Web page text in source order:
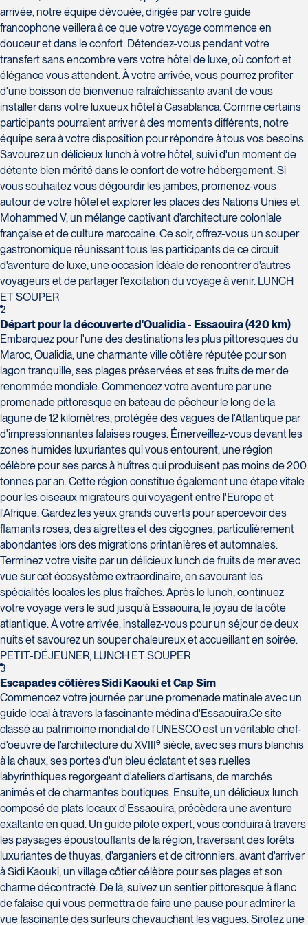
arrivée, notre équipe dévouée, dirigée par votre guide
francophone veillera à ce que votre voyage commence en
douceur et dans le confort. Détendez-vous pendant votre
transfert sans encombre vers votre hôtel de luxe, où confort et
élégance vous attendent. À votre arrivée, vous pourrez profiter
d'une boisson de bienvenue rafraîchissante avant de vous
installer dans votre luxueux hôtel à Casablanca. Comme certains
participants pourraient arriver à des moments différents, notre
équipe sera à votre disposition pour répondre à tous vos besoins.
Savourez un délicieux lunch à votre hôtel, suivi d'un moment de
détente bien mérité dans le confort de votre hébergement. Si
vous souhaitez vous dégourdir les jambes, promenez-vous
autour de votre hôtel et explorer les places des Nations Unies et
Mohammed V, un mélange captivant d'architecture coloniale
française et de culture marocaine. Ce soir, offrez-vous un souper
gastronomique réunissant tous les participants de ce circuit
d'aventure de luxe, une occasion idéale de rencontrer d'autres
voyageurs et de partager l'excitation du voyage à venir. LUNCH
ET SOUPER
2
Départ pour la découverte d'Oualidia - Essaouira (420 km)
Embarquez pour l'une des destinations les plus pittoresques du
Maroc, Oualidia, une charmante ville côtière réputée pour son
lagon tranquille, ses plages préservées et ses fruits de mer de
renommée mondiale. Commencez votre aventure par une
promenade pittoresque en bateau de pêcheur le long de la
lagune de 12 kilomètres, protégée des vagues de l'Atlantique par
d'impressionnantes falaises rouges. Émerveillez-vous devant les
zones humides luxuriantes qui vous entourent, une région
célèbre pour ses parcs à huîtres qui produisent pas moins de 200
tonnes par an. Cette région constitue également une étape vitale
pour les oiseaux migrateurs qui voyagent entre l'Europe et
l'Afrique. Gardez les yeux grands ouverts pour apercevoir des
flamants roses, des aigrettes et des cigognes, particulièrement
abondantes lors des migrations printanières et automnales.
Terminez votre visite par un délicieux lunch de fruits de mer avec
vue sur cet écosystème extraordinaire, en savourant les
spécialités locales les plus fraîches. Après le lunch, continuez
votre voyage vers le sud jusqu'à Essaouira, le joyau de la côte
atlantique. À votre arrivée, installez-vous pour un séjour de deux
nuits et savourez un souper chaleureux et accueillant en soirée.
PETIT-DÉJEUNER, LUNCH ET SOUPER
3
Escapades côtières Sidi Kaouki et Cap Sim
Commencez votre journée par une promenade matinale avec un
guide local à travers la fascinante médina d'Essaouira.Ce site
classé au patrimoine mondial de l'UNESCO est un véritable chef-
d'oeuvre de l'architecture du XVIIIe siècle, avec ses murs blanchis
à la chaux, ses portes d'un bleu éclatant et ses ruelles
labyrinthiques regorgeant d'ateliers d'artisans, de marchés
animés et de charmantes boutiques. Ensuite, un délicieux lunch
composé de plats locaux d'Essaouira, précèdera une aventure
exaltante en quad. Un guide pilote expert, vous conduira à travers
les paysages époustouflants de la région, traversant des forêts
luxuriantes de thuyas, d'arganiers et de citronniers. avant d'arriver
à Sidi Kaouki, un village côtier célèbre pour ses plages et son
charme décontracté. De là, suivez un sentier pittoresque à flanc
de falaise qui vous permettra de faire une pause pour admirer la
vue fascinante des surfeurs chevauchant les vagues. Sirotez une
Voyages CAA Brossard
8940 Boulevard Leduc - Bureau 20
Brossard
J4Y 0G4
Tél :450-465-0620 / 1-844-869-2439
Voyages Granby
157 rue Principale
Granby
J2G 2V5
Tél :450-372-3624 / 1-800-361-0447
Voyages Jean-Pierre
2152 Boulevard Lapinière - Suite 104
Brossard
J4W 1L9
Tél :
450-671-6654 / 1-888-461-6654
Voyages Tourbec Lapointe
1000 Boulevard Monseigneur Langlois -
Local 150
Salaberry-de-Valleyfield
J6S 0J7
Tél :450-373-1475
Voyages Transat St-Bruno
117 Boulevard Les Promenades -
Promenades St-Bruno
Saint-Bruno-de-Montarville
J3V 5K2
Tél :
450-441-1220 / 1-833-487-9323
Tél :418-624-8222 / 1-844-869-2439
Voyages Émotions
2 rue Pleau
Pont-Rouge
G3H 2G2
Tél :418-873-4515
Voyages Laurier du Vallon - Siège
social
2700 Boulevard Laurier - Édifice
Québec
G1V 4K5
Tél :418-653-1882 / 1-800-640-1882
Voyages Paradis
2500 rue Beaurevoir, local 340
Québec
G2C 0M4
Tél :418-659-6650
Voyages Plein Soleil
4100 Boulevard de l'Auvergne - Suite 108
Québec
Tél :418-847-1023 / 1-888-686-0049
Voyages Thomassin St-Hilaire
1100 Boulevard de La Chaudière #129
Québec
G1Y 0A1
Tél :418-948-8488